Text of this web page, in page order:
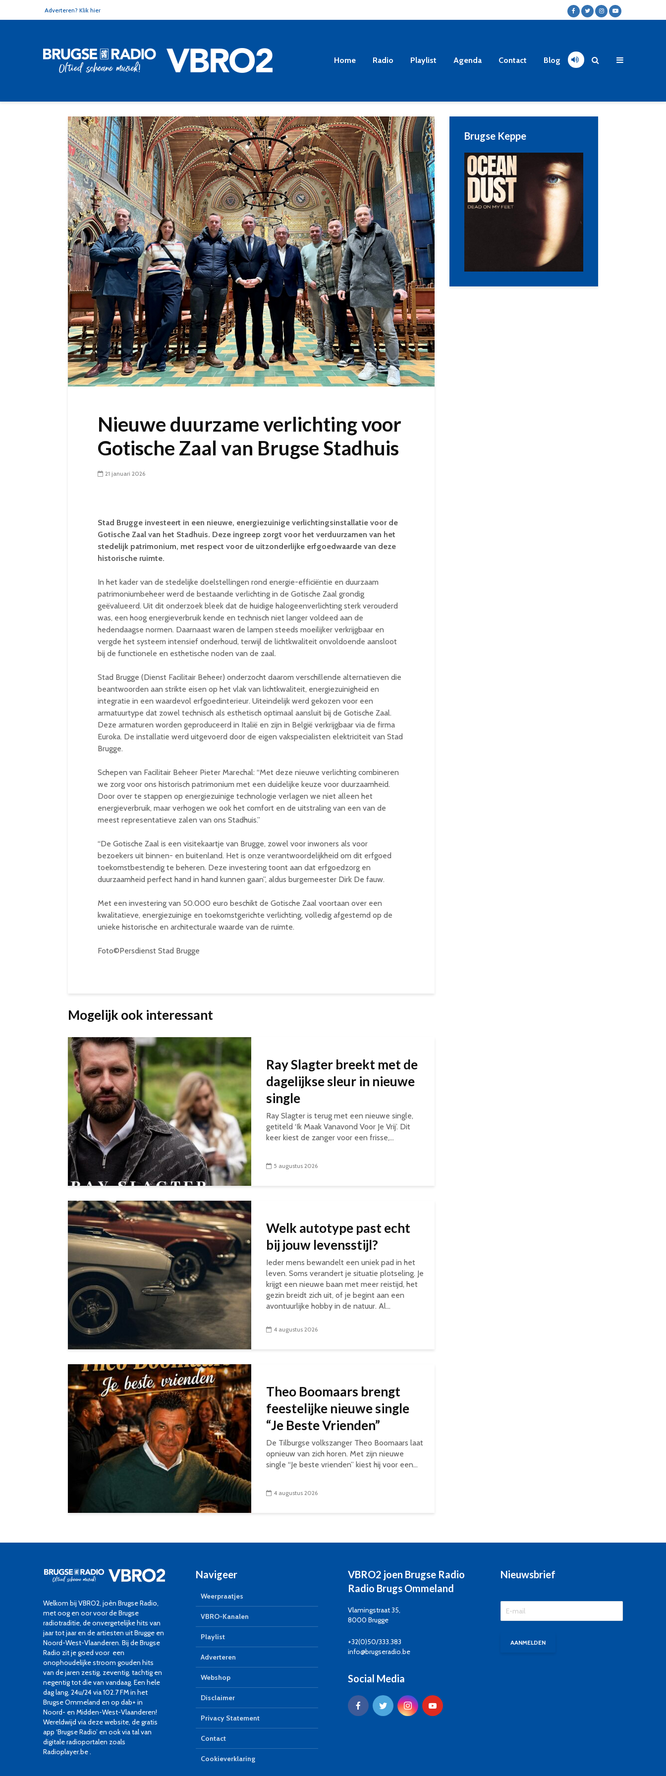
Adverteren? Klik hier
Home Radio Playlist Agenda Contact Blog
Nieuwe duurzame verlichting voor
Gotische Zaal van Brugse Stadhuis
21 januari 2026
Stad Brugge investeert in een nieuwe, energiezuinige verlichtingsinstallatie voor de
Gotische Zaal van het Stadhuis. Deze ingreep zorgt voor het verduurzamen van het
stedelijk patrimonium, met respect voor de uitzonderlijke erfgoedwaarde van deze
historische ruimte.
In het kader van de stedelijke doelstellingen rond energie-efficiëntie en duurzaam
patrimoniumbeheer werd de bestaande verlichting in de Gotische Zaal grondig
geëvalueerd. Uit dit onderzoek bleek dat de huidige halogeenverlichting sterk verouderd
was, een hoog energieverbruik kende en technisch niet langer voldeed aan de
hedendaagse normen. Daarnaast waren de lampen steeds moeilijker verkrijgbaar en
vergde het systeem intensief onderhoud, terwijl de lichtkwaliteit onvoldoende aansloot
bij de functionele en esthetische noden van de zaal.
Stad Brugge (Dienst Facilitair Beheer) onderzocht daarom verschillende alternatieven die
beantwoorden aan strikte eisen op het vlak van lichtkwaliteit, energiezuinigheid en
integratie in een waardevol erfgoedinterieur. Uiteindelijk werd gekozen voor een
armatuurtype dat zowel technisch als esthetisch optimaal aansluit bij de Gotische Zaal.
Deze armaturen worden geproduceerd in Italië en zijn in België verkrijgbaar via de firma
Euroka. De installatie werd uitgevoerd door de eigen vakspecialisten elektriciteit van Stad
Brugge.
Schepen van Facilitair Beheer Pieter Marechal: “Met deze nieuwe verlichting combineren
we zorg voor ons historisch patrimonium met een duidelijke keuze voor duurzaamheid.
Door over te stappen op energiezuinige technologie verlagen we niet alleen het
energieverbruik, maar verhogen we ook het comfort en de uitstraling van een van de
meest representatieve zalen van ons Stadhuis.”
“De Gotische Zaal is een visitekaartje van Brugge, zowel voor inwoners als voor
bezoekers uit binnen- en buitenland. Het is onze verantwoordelijkheid om dit erfgoed
toekomstbestendig te beheren. Deze investering toont aan dat erfgoedzorg en
duurzaamheid perfect hand in hand kunnen gaan”, aldus burgemeester Dirk De fauw.
Met een investering van 50.000 euro beschikt de Gotische Zaal voortaan over een
kwalitatieve, energiezuinige en toekomstgerichte verlichting, volledig afgestemd op de
unieke historische en architecturale waarde van de ruimte.
Foto©Persdienst Stad Brugge
Mogelijk ook interessant
Ray Slagter breekt met de
dagelijkse sleur in nieuwe
single
Ray Slagter is terug met een nieuwe single,
getiteld ‘Ik Maak Vanavond Voor Je Vrij’. Dit
keer kiest de zanger voor een frisse,...
5 augustus 2026
Welk autotype past echt
bij jouw levensstijl?
Ieder mens bewandelt een uniek pad in het
leven. Soms verandert je situatie plotseling. Je
krijgt een nieuwe baan met meer reistijd, het
gezin breidt zich uit, of je begint aan een
avontuurlijke hobby in de natuur. Al...
4 augustus 2026
Theo Boomaars brengt
feestelijke nieuwe single
“Je Beste Vrienden”
De Tilburgse volkszanger Theo Boomaars laat
opnieuw van zich horen. Met zijn nieuwe
single “Je beste vrienden” kiest hij voor een...
4 augustus 2026
Brugse Keppe
Welkom bij VBRO2, joèn Brugse Radio,
met oog en oor voor de Brugse
radiotraditie, de onvergetelijke hits van
jaar tot jaar en de artiesten uit Brugge en
Noord-West-Vlaanderen. Bij de Brugse
Radio zit je goed voor een
onophoudelijke stroom gouden hits
van de jaren zestig, zeventig, tachtig en
negentig tot die van vandaag. Een hele
dag lang, 24u/24 via 102.7 FM in het
Brugse Ommeland en op dab+ in
Noord- en Midden-West-Vlaanderen!
Wereldwijd via deze website, de gratis
app ‘Brugse Radio’ en ook via tal van
digitale radioportalen zoals
Radioplayer.be .
Navigeer
Weerpraatjes
VBRO-Kanalen
Playlist
Adverteren
Webshop
Disclaimer
Privacy Statement
Contact
Cookieverklaring
VBRO2 joen Brugse Radio
Radio Brugs Ommeland
Vlamingstraat 35,
8000 Brugge
+32(0)50/333.383
info@brugseradio.be
Social Media
Nieuwsbrief